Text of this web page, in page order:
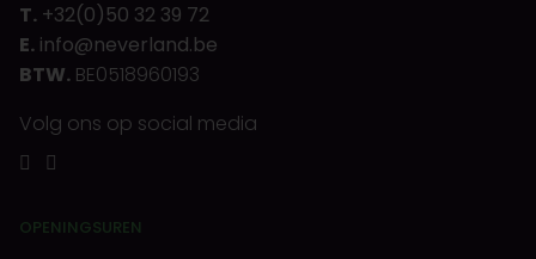
T. +32(0)50 32 39 72
E. info@neverland.be
BTW. BE0518960193
Volg ons op social media
OPENINGSUREN